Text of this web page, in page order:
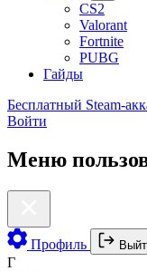
CS2
Valorant
Fortnite
PUBG
Гайды
Бесплатный Steam-
Войти
Меню
Профиль
Г